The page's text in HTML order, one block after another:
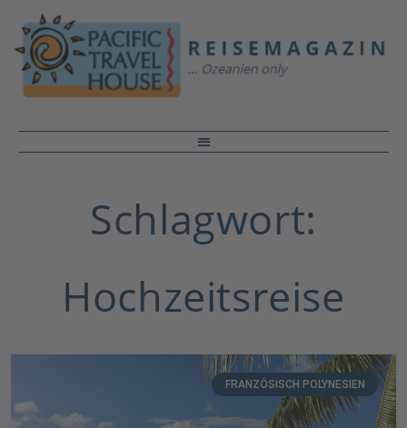
Schlagwort:
Hochzeitsreise
FRANZÖSISCH POLYNESIEN